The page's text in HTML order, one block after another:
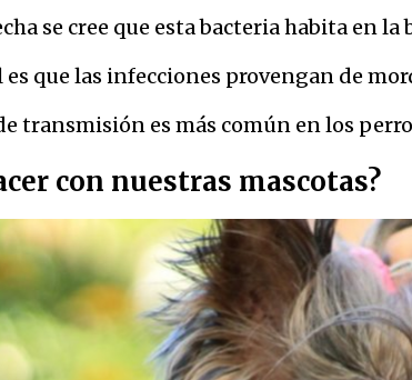
se cree que esta bacteria habita en
que las infecciones provengan de
transmisión es más común en los
con nuestras mascotas?